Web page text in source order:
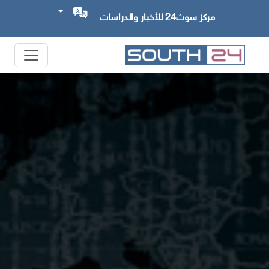
مركز سوث24 للأخبار والدراسات